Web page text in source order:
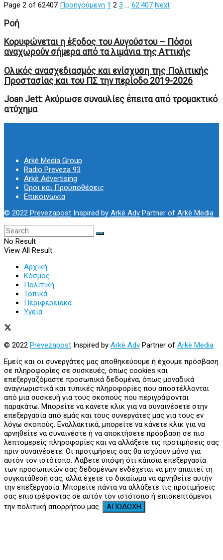
Page 2 of 62407 Προηγούμενη 1 2 3 … 62.407 Next
Ροή
Κορυφώνεται η έξοδος του Αυγούστου – Πόσοι
αναχωρούν σήμερα από τα λιμάνια της Αττικής
Ολικός ανασχεδιασμός και ενίσχυση της Πολιτικής
Προστασίας και του ΠΣ την περίοδο 2019-2026
Joan Jett: Ακύρωσε συναυλίες έπειτα από τρομακτικό
ατύχημα
Arkè Media Group
Radio Preveza 93
Arkè Advertising
Όροι και Προϋποθέσεις
Επικοινωνία
© 2022 Prevezapost Inspired by Arkè Adv Partner of Arkè Media
No Result
View All Result
Αρχική
Κόσμος
Πολιτική
Τοπικά
Περιφερειακά
Υγεία
© 2022 Prevezapost Inspired by Arkè Adv Partner of Arkè Media
Εμείς και οι συνεργάτες μας αποθηκεύουμε ή έχουμε πρόσβαση
σε πληροφορίες σε συσκευές, όπως cookies και
επεξεργαζόμαστε προσωπικά δεδομένα, όπως μοναδικά
αναγνωριστικά και τυπικές πληροφορίες που αποστέλλονται
από μια συσκευή για τους σκοπούς που περιγράφονται
παρακάτω. Μπορείτε να κάνετε κλικ για να συναινέσετε στην
επεξεργασία από εμάς και τους συνεργάτες μας για τους εν
λόγω σκοπούς. Εναλλακτικά, μπορείτε να κάνετε κλικ για να
αρνηθείτε να συναινέστε ή να αποκτήσετε πρόσβαση σε πιο
λεπτομερείς πληροφορίες και να αλλάξετε τις προτιμήσεις σας
πριν συναινέσετε. Οι προτιμήσεις σας θα ισχύουν μόνο για
αυτόν τον ιστότοπο. Λάβετε υπόψη ότι κάποια επεξεργασία
των προσωπικών σας δεδομένων ενδέχεται να μην απαιτεί τη
συγκατάθεσή σας, αλλά έχετε το δικαίωμα να αρνηθείτε αυτήν
την επεξεργασία. Μπορείτε πάντα να αλλάξετε τις προτιμήσεις
σας επιστρέφοντας σε αυτόν τον ιστότοπο ή επισκεπτόμενοι
την πολιτική απορρήτου μας.
ΑΠΟΔΟΧΗ